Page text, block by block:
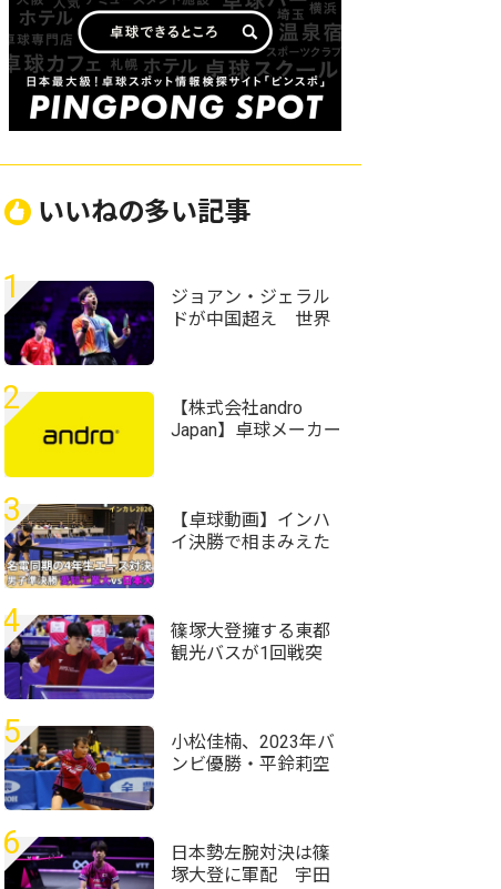
いいねの多い記事
1
ジョアン・ジェラル
ドが中国超え 世界
2026＞
2
【株式会社andro
Japan】卓球メーカー
開始！
3
【卓球動画】インハ
イ決勝で相まみえた
田知己の1年生対決も
実現｜インカレ卓球
4
篠塚大登擁する東都
観光バスが1回戦突
団卓球選手権大会＞
5
小松佳楠、2023年バ
ンビ優勝・平鈴莉空
プス女子1～3回戦＞
6
日本勢左腕対決は篠
塚大登に軍配 宇田